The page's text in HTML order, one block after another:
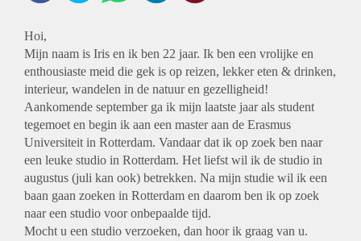
Hoi,
Mijn naam is Iris en ik ben 22 jaar. Ik ben een vrolijke en
enthousiaste meid die gek is op reizen, lekker eten & drinken,
interieur, wandelen in de natuur en gezelligheid!
Aankomende september ga ik mijn laatste jaar als student
tegemoet en begin ik aan een master aan de Erasmus
Universiteit in Rotterdam. Vandaar dat ik op zoek ben naar
een leuke studio in Rotterdam. Het liefst wil ik de studio in
augustus (juli kan ook) betrekken. Na mijn studie wil ik een
baan gaan zoeken in Rotterdam en daarom ben ik op zoek
naar een studio voor onbepaalde tijd.
Mocht u een studio verzoeken, dan hoor ik graag van u.